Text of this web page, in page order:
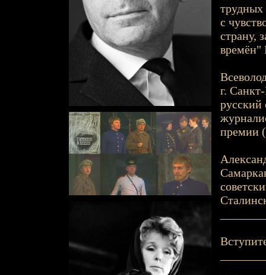
трудных
с
страну,
времён"
г.
русский
премии